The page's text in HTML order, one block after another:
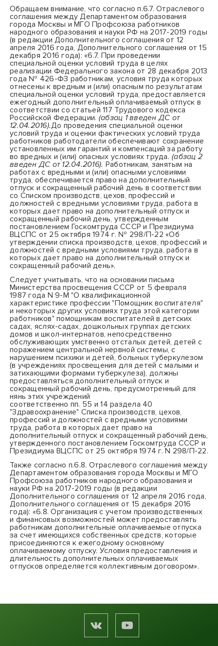
Обращаем внимание, что согласно п.6.7. Отраслевого
соглашения между Департаментом образования
города Москвы и МГО Профсоюза работников
народного образования и науки РФ на 2017-2019 годы
(в редакции Дополнительного соглашения от 12
апреля 2016 года, Дополнительного соглашения от 15
декабря 2016 года): «6.7. При проведении
специальной оценки условий труда в целях
реализации Федерального закона от 28 декабря 2013
года № 426-ФЗ работникам, условия труда которых
отнесены к вредным и (или) опасным по результатам
специальной оценки условий труда, предоставляется
ежегодный дополнительный оплачиваемый отпуск в
соответствии со статьей 117 Трудового кодекса
Российской Федерации. (абзац 1 введен ДС от
12.04.2016).До проведения специальной оценки
условий труда и оценки фактических условий труда
работников работодатели обеспечивают сохранение
установленных им гарантий и компенсаций за работу
во вредных и (или) опасных условиях труда. (абзац 2
введен ДС от 12.04.2016). Работникам, занятым на
работах с вредными и (или) опасными условиями
труда, обеспечивается право на дополнительный
отпуск и сокращенный рабочий день в соответствии
со Списком производств, цехов, профессий и
должностей с вредными условиями труда, работа в
которых дает право на дополнительный отпуск и
сокращенный рабочий день, утвержденным
постановлением Госкомтруда СССР и Президиума
ВЦСПС от 25 октября 1974 г. № 298/П-22 «Об
утверждении списка производств, цехов, профессий и
должностей с вредными условиями труда, работа в
которых дает право на дополнительный отпуск и
сокращенный рабочий день».
Следует учитывать, что на основании письма
Министерства просвещения СССР от 5 февраля
1987 года N 9-М "О квалификационной
характеристике профессии "Помощник воспитателя"
и некоторых других условиях труда этой категории
работников" помощникам воспитателей в детских
садах, яслях-садах, дошкольных группах детских
домов и школ-интернатов, непосредственно
обслуживающих умственно отсталых детей, детей с
поражением центральной нервной системы, с
нарушением психики и детей, больных туберкулезом
(в учреждениях просвещения для детей с малыми и
затихающими формами туберкулеза), должны
предоставляться дополнительный отпуск и
сокращенный рабочий день, предусмотренный для
нянь этих учреждений
соответственно пп. 55 и14 раздела 40
"Здравоохранение" Списка производств, цехов,
профессий и должностей с вредными условиями
труда, работа в которых дает право на
дополнительный отпуск и сокращенный рабочий день,
утвержденного постановлением Госкомтруда СССР и
Президиума ВЦСПС от 25 октября 1974 г. N 298/П-22.
Также согласно п.6.8. Отраслевого соглашения между
Департаментом образования города Москвы и МГО
Профсоюза работников народного образования и
науки РФ на 2017-2019 годы (в редакции
Дополнительного соглашения от 12 апреля 2016 года,
Дополнительного соглашения от 15 декабря 2016
года): «6.8. Организация с учетом производственных
и финансовых возможностей может предоставлять
работникам дополнительные оплачиваемые отпуска
за счет имеющихся собственных средств, которые
присоединяются к ежегодному основному
оплачиваемому отпуску. Условия предоставления и
длительность дополнительных оплачиваемых
отпусков определяется коллективным договором».